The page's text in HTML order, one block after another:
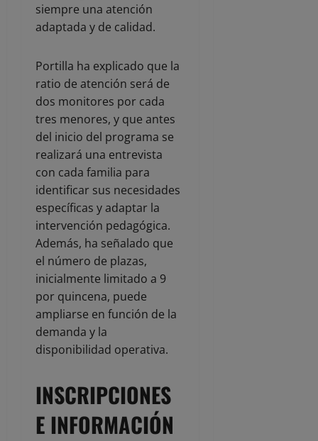
siempre una atención
adaptada y de calidad.
Portilla ha explicado que la
ratio de atención será de
dos monitores por cada
tres menores, y que antes
del inicio del programa se
realizará una entrevista
con cada familia para
identificar sus necesidades
específicas y adaptar la
intervención pedagógica.
Además, ha señalado que
el número de plazas,
inicialmente limitado a 9
por quincena, puede
ampliarse en función de la
demanda y la
disponibilidad operativa.
INSCRIPCIONES
E INFORMACIÓN